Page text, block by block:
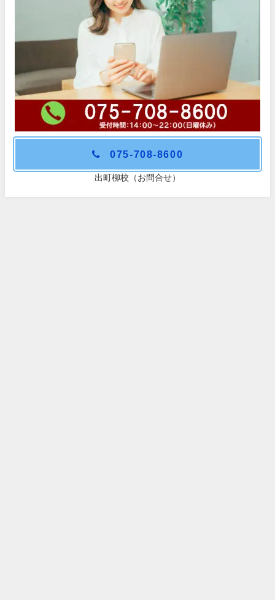
075-708-8600
出町柳校（お問合せ）